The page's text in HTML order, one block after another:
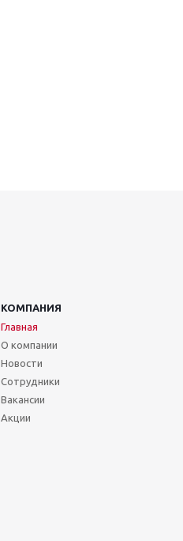
КОМПАНИЯ
Главная
О компании
Новости
Сотрудники
Вакансии
Акции